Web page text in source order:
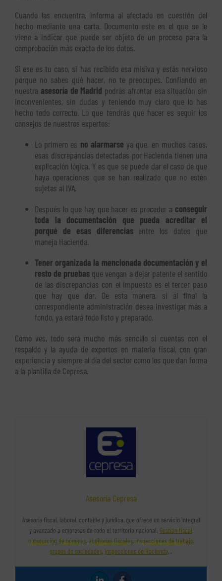
Cuando las encuentra, informa al afectado en cuestión del
hecho mediante una carta. Documento este en el que se le
viene a indicar que puede ser objeto de un proceso para la
comprobación más exacta de los datos.
Si ese es tu caso, si has recibido esa misiva y estás nervioso
porque no sabes qué hacer, no te preocupes. Confiando en
nuestra asesoría de Madrid podrás afrontar esa situación sin
inconvenientes, sin dudas y teniendo muy claro que lo has
hecho todo correcto. Lo que tendrás que hacer es seguir los
consejos de nuestros expertos:
Lo primero es no alarmarse ya que, en muchos casos,
esas discrepancias detectadas por Hacienda tienen una
explicación lógica. Y es que se puede dar el caso de que
haya operaciones que se han realizado que no estén
sujetas al IVA.
Después lo que hay que hacer es proceder a conseguir
toda la documentación que pueda acreditar el
porqué de esas diferenciasentre los datos que
maneja Hacienda.
Tener organizada la mencionada documentación y el
resto de pruebas que vengan a dejar patente el sentido
de las discrepancias con el impuesto es el tercer paso
que hay que dar. De esta manera, si al final la
correspondiente administración desea investigar más a
fondo, ya estará todo listo y preparado.
Como ves, todo será mucho más sencillo si cuentas con el
respaldo y la ayuda de expertos en materia fiscal, con gran
experiencia y siempre al día del sector como los que dan forma
a la plantilla de Cepresa.
Asesoría Cepresa
Asesoría fiscal, laboral, contable y jurídica, que ofrece un servicio integral
y avanzado a empresas de todo el territorio nacional. Gestión fiscal,
outsourcing de nóminas,auditorías fiscales, inspecciones de trabajo,
grupos de sociedades, inspecciones de Hacienda…